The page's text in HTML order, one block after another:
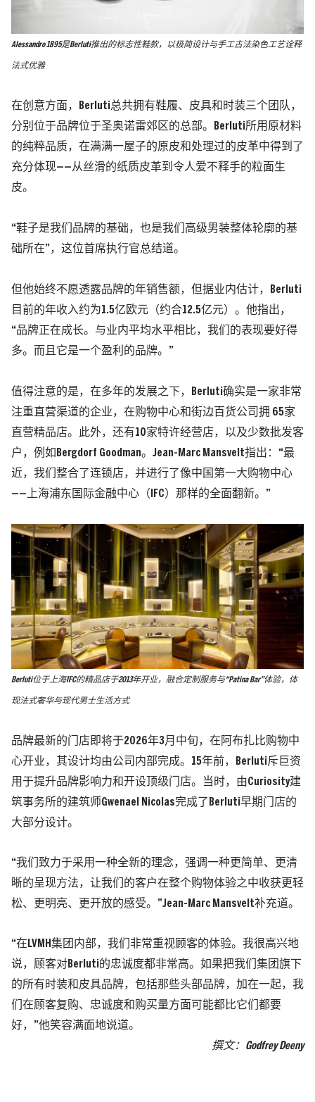
Alessandro 1895是Berluti推出的标志性鞋款，以极简设计与手工古法染色工艺诠释
法式优雅
在创意方面，Berluti总共拥有鞋履、皮具和时装三个团队，
分别位于品牌位于圣奥诺雷郊区的总部。Berluti所用原材料
的纯粹品质，在满满一屋子的原皮和处理过的皮革中得到了
充分体现——从丝滑的纸质皮革到令人爱不释手的粒面生
皮。
“鞋子是我们品牌的基础，也是我们高级男装整体轮廓的基
础所在”，这位首席执行官总结道。
但他始终不愿透露品牌的年销售额，但据业内估计，Berluti
目前的年收入约为1.5亿欧元（约合12.5亿元）。他指出，
“品牌正在成长。与业内平均水平相比，我们的表现要好得
多。而且它是一个盈利的品牌。”
值得注意的是，在多年的发展之下，Berluti确实是一家非常
注重直营渠道的企业，在购物中心和街边百货公司拥 65家
直营精品店。此外，还有10家特许经营店，以及少数批发客
户，例如Bergdorf Goodman。Jean-Marc Mansvelt指出：“最
近，我们整合了连锁店，并进行了像中国第一大购物中心
——上海浦东国际金融中心（IFC）那样的全面翻新。”
Berluti位于上海IFC的精品店于2013年开业，融合定制服务与“Patina Bar”体验，体
现法式奢华与现代男士生活方式
品牌最新的门店即将于2026年3月中旬，在阿布扎比购物中
心开业，其设计均由公司内部完成。15年前，Berluti斥巨资
用于提升品牌影响力和开设顶级门店。当时，由Curiosity建
筑事务所的建筑师Gwenael Nicolas完成了Berluti早期门店的
大部分设计。
“我们致力于采用一种全新的理念，强调一种更简单、更清
晰的呈现方法，让我们的客户在整个购物体验之中收获更轻
松、更明亮、更开放的感受。”Jean-Marc Mansvelt补充道。
“在LVMH集团内部，我们非常重视顾客的体验。我很高兴地
说，顾客对Berluti的忠诚度都非常高。如果把我们集团旗下
的所有时装和皮具品牌，包括那些头部品牌，加在一起，我
们在顾客复购、忠诚度和购买量方面可能都比它们都要
好，”他笑容满面地说道。
撰文：Godfrey Deeny